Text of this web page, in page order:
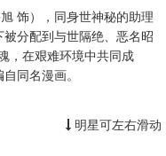
饰），同身世神秘的助理
分配到与世隔绝、恶名昭
，在艰难环境中共同成
同名漫画。
明星可左右滑动